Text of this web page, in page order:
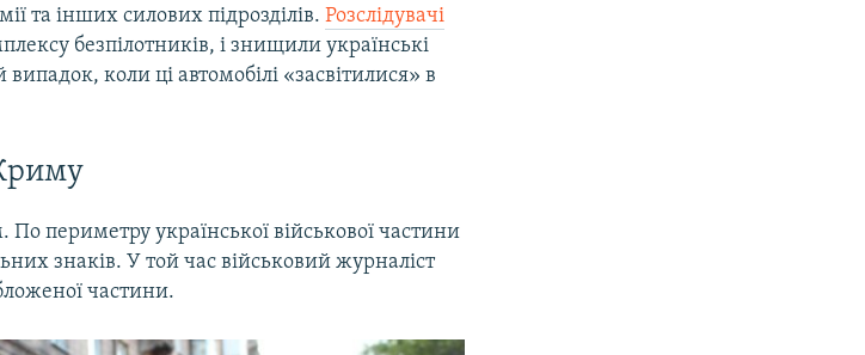
та інших силових підрозділів.Розслідувачі
безпілотників, і знищили українські
коли ці автомобілі «засвітилися» в
периметру української військової частини
знаків. У той час військовий журналіст
частини.